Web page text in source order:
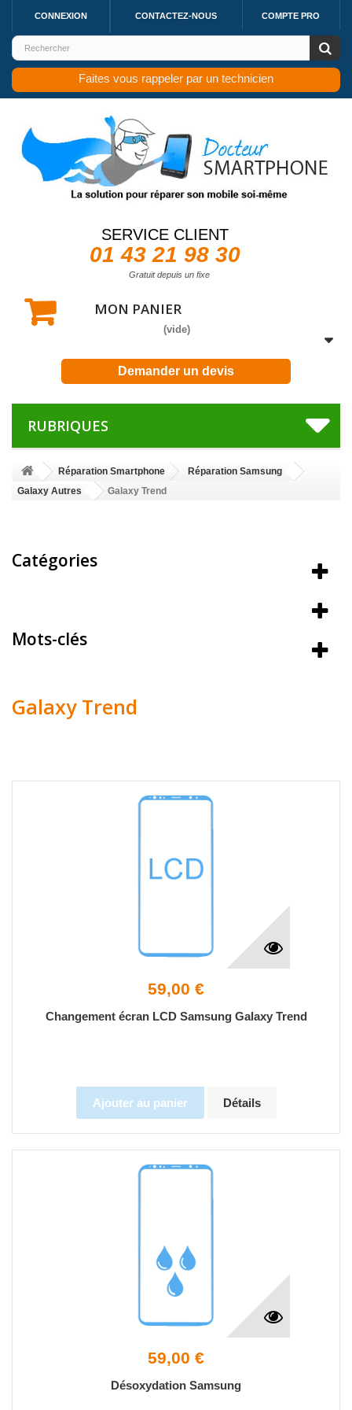
CONNEXION CONTACTEZ-NOUS COMPTE PRO
Faites vous rappeler par un technicien
SERVICE CLIENT
01 43 21 98 30
Gratuit depuis un fixe
MON PANIER
(vide)
Demander un devis
RUBRIQUES
Réparation Smartphone
Réparation Samsung
Galaxy Autres
Galaxy Trend
Catégories
Mots-clés
Galaxy Trend
59,00 €
Changement écran LCD Samsung Galaxy Trend
Ajouter au panier Détails
59,00 €
Désoxydation Samsung